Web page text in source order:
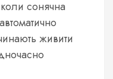
сонячна
живити